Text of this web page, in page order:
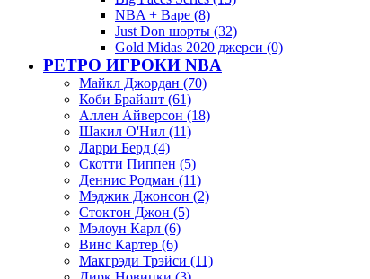
NBA + Bape (8)
Just Don шорты (32)
Gold Midas 2020 джерси (0)
РЕТРО ИГРОКИ NBA
Майкл Джордан (70)
Коби Брайант (61)
Аллен Айверсон (18)
Шакил О'Нил (11)
Ларри Берд (4)
Скотти Пиппен (5)
Деннис Родман (11)
Мэджик Джонсон (2)
Стоктон Джон (5)
Мэлоун Карл (6)
Винс Картер (6)
Макгрэди Трэйси (11)